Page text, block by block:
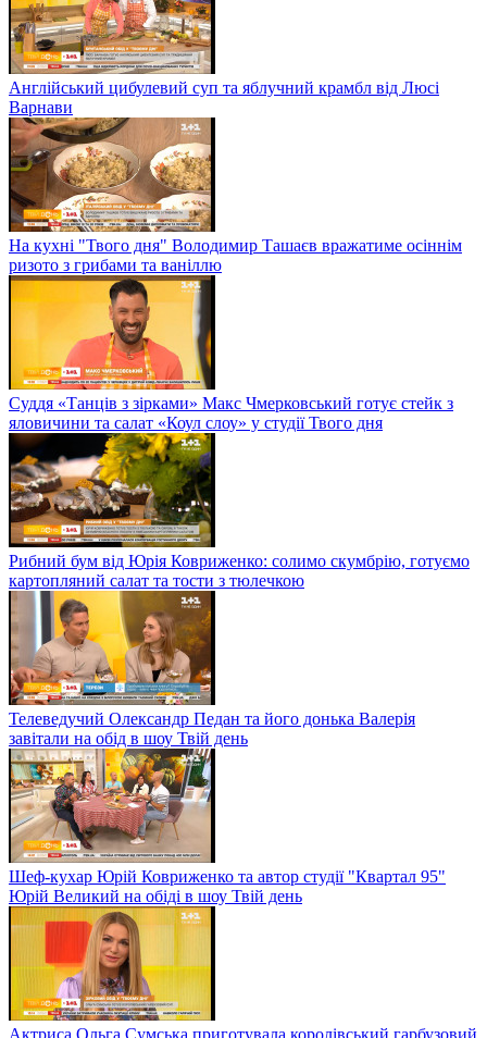
Англійський цибулевий суп та яблучний крамбл від Люсі
Варнави
На кухні "Твого дня" Володимир Ташаєв вражатиме осіннім
ризото з грибами та ваніллю
Суддя «Танців з зірками» Макс Чмерковський готує стейк з
яловичини та салат «Коул слоу» у студії Твого дня
Рибний бум від Юрія Ковриженко: солимо скумбрію, готуємо
картопляний салат та тости з тюлечкою
Телеведучий Олександр Педан та його донька Валерія
завітали на обід в шоу Твій день
Шеф-кухар Юрій Ковриженко та автор студії "Квартал 95"
Юрій Великий на обіді в шоу Твій день
Актриса Ольга Сумська приготувала королівський гарбузовий